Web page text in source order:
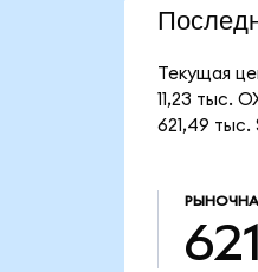
Текущая
11,23 тыс.
621,49 тыс.